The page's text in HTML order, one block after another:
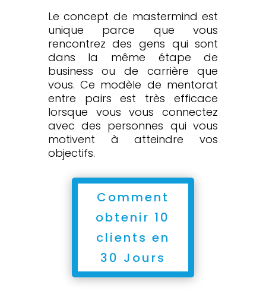
Le concept de mastermind est
unique parce que vous
rencontrez des gens qui sont
dans la même étape de
business ou de carrière que
vous. Ce modèle de mentorat
entre pairs est très efficace
lorsque vous vous connectez
avec des personnes qui vous
motivent à atteindre vos
objectifs.
Comment
obtenir 10
clients en
30 Jours